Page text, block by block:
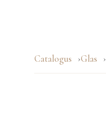
Catalogus Glas